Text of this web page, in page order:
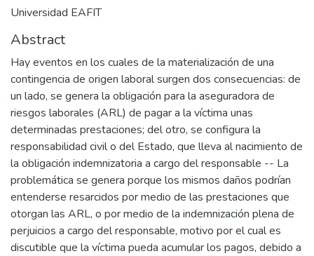
Universidad EAFIT
Abstract
Hay eventos en los cuales de la materialización de una
contingencia de origen laboral surgen dos consecuencias: de
un lado, se genera la obligación para la aseguradora de
riesgos laborales (ARL) de pagar a la víctima unas
determinadas prestaciones; del otro, se configura la
responsabilidad civil o del Estado, que lleva al nacimiento de
la obligación indemnizatoria a cargo del responsable -- La
problemática se genera porque los mismos daños podrían
entenderse resarcidos por medio de las prestaciones que
otorgan las ARL, o por medio de la indemnización plena de
perjuicios a cargo del responsable, motivo por el cual es
discutible que la víctima pueda acumular los pagos, debido a